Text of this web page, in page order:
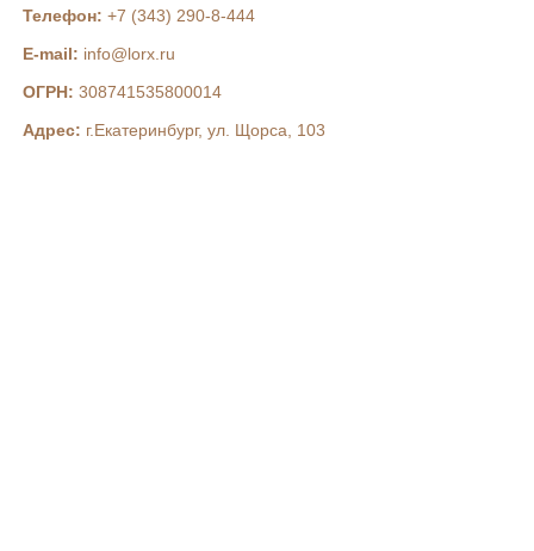
Телефон: +7 (343) 290-8-444
E-mail: info@lorx.ru
ОГРН: 308741535800014
Адрес: г.Екатеринбург, ул. Щорса, 103